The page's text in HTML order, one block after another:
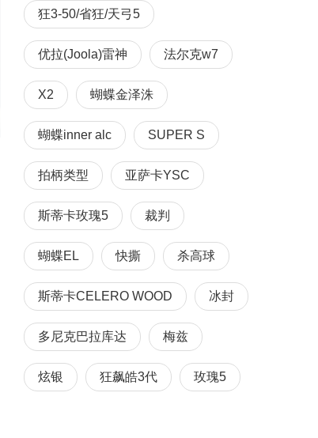
狂3-50/省狂/天弓5
优拉(Joola)雷神 法尔克w7
X2 蝴蝶金泽洙
蝴蝶inner alc SUPER S
拍柄类型 亚萨卡YSC
斯蒂卡玫瑰5 裁判
蝴蝶EL 快撕 杀高球
斯蒂卡CELERO WOOD 冰封
多尼克巴拉库达 梅兹
炫银 狂飙皓3代 玫瑰5